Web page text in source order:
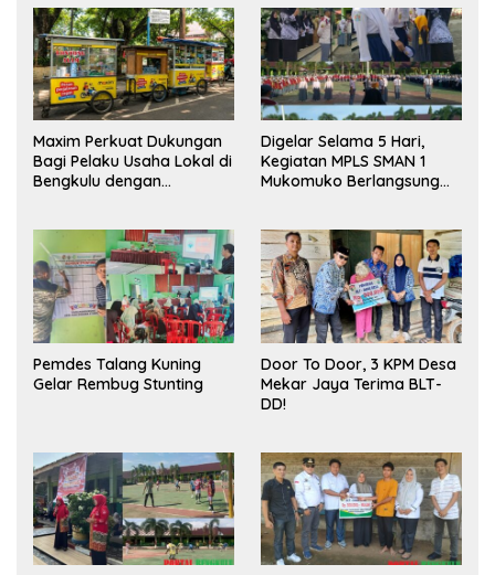
Maxim Perkuat Dukungan
Bagi Pelaku Usaha Lokal di
Bengkulu dengan
Pasar
Digelar Selama 5 Hari,
Kegiatan MPLS SMAN 1
Mukomuko Berlangsung
Pemdes Talang Kuning
Gelar Rembug Stunting
Door To Door, 3 KPM Desa
Mekar Jaya Terima BLT-
DD!